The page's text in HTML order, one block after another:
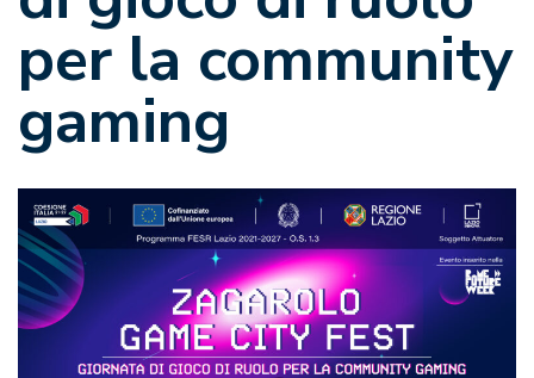
per la community
gaming